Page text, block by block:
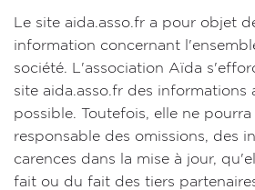
Le site aida.asso.fr a pour objet
information concernant
société. L'association Aïda
site aida.asso.fr des informations
possible. Toutefois, elle ne
responsable des omissions, des
carences dans la mise à jour,
fait ou du fait des tiers